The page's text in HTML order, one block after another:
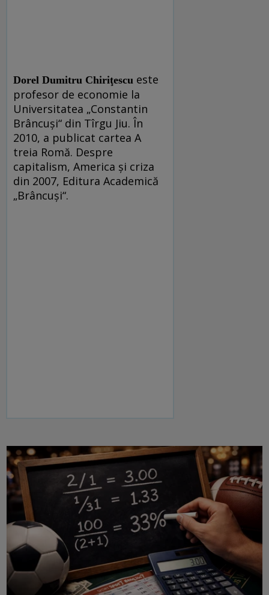
Dorel Dumitru Chiriţescu este
profesor de economie la
Universitatea „Constantin
Brâncuşi“ din Tîrgu Jiu. În
2010, a publicat cartea A
treia Romă. Despre
capitalism, America şi criza
din 2007, Editura Academică
„Brâncuşi“.